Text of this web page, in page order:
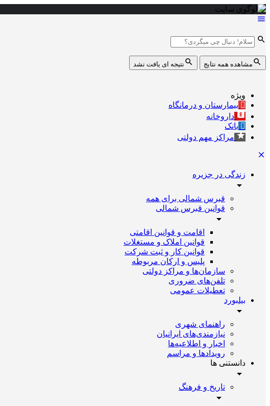
مشاهده همه نتایج نتیجه ای یافت نشد
ویژه
بیمارستان و درمانگاه
داروخانه
بانک
مراکز مهم دولتی
زندگی در جزیره
قبرس شمالی برای همه
قوانین قبرس شمالی
اقامت و قوانین اقامتی
قوانین املاک و مستغلات
قوانین کار و ثبت شرکت
پلیس و ارکان مربوطه
سازمان‌ها و مراکز دولتی
تلفن‌های ضروری
تعطیلات عمومی
بیلبورد
راهنمای شهری
نیازمندی‌های ایرانیان
اخبار و اطلاعیه‌ها
رویداد‌ها و مراسم
دانستنی ها
تاریخ و فرهنگ